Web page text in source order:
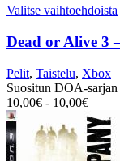
Valitse vaihtoehdoista
Dead or Alive 3
Pelit, Taistelu, Xbox
Suositun DOA-sarjan
10,00€ - 10,00€